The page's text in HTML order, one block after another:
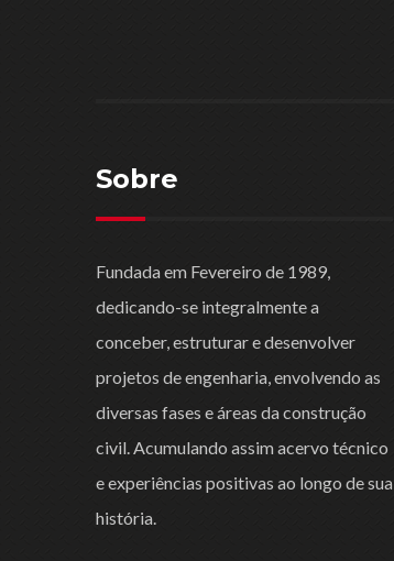
Sobre
Fundada em Fevereiro de 1989,
dedicando-se integralmente a
conceber, estruturar e desenvolver
projetos de engenharia, envolvendo as
diversas fases e áreas da construção
civil. Acumulando assim acervo técnico
e experiências positivas ao longo de sua
história.